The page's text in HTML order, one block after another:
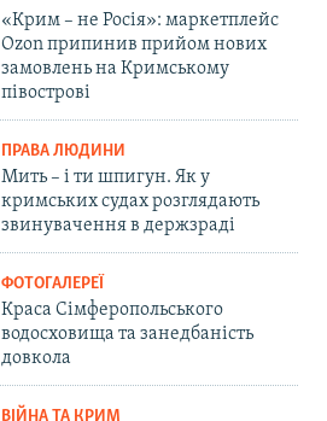
«Крим – не Росія»: маркетплейс
Ozon припинив прийом нових
замовлень на Кримському
півострові
ПРАВА ЛЮДИНИ
Мить – і ти шпигун. Як у
кримських судах розглядають
звинувачення в держзраді
ФОТОГАЛЕРЕЇ
Краса Сімферопольського
водосховища та занедбаність
довкола
ВІЙНА ТА КРИМ